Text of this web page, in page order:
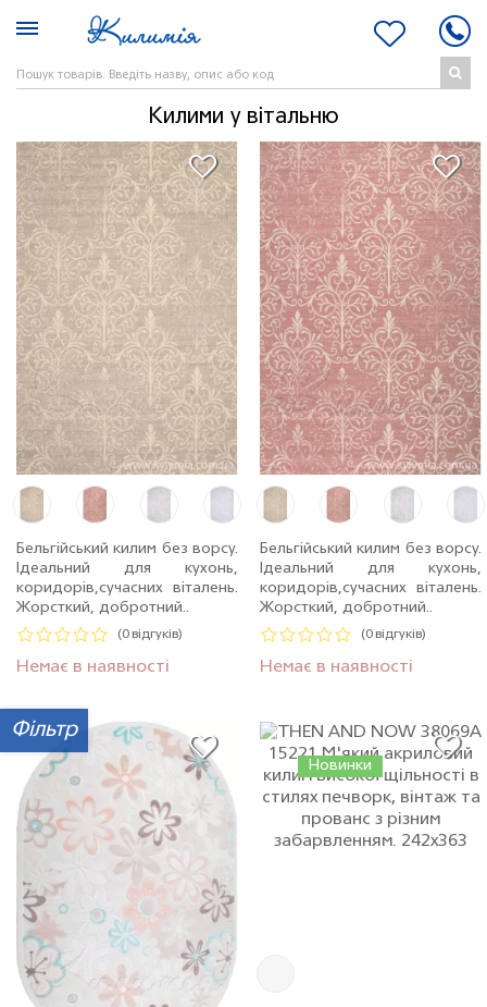
Фільтр
Килими у вітальню
Бельгійський килим без ворсу.
Ідеальний для кухонь,
коридорів,сучасних віталень.
Жорсткий, добротний..
(0 відгуків)
Немає в наявності
Бельгійський килим без ворсу.
Ідеальний для кухонь,
коридорів,сучасних віталень.
Жорсткий, добротний..
(0 відгуків)
Немає в наявності
Новинки